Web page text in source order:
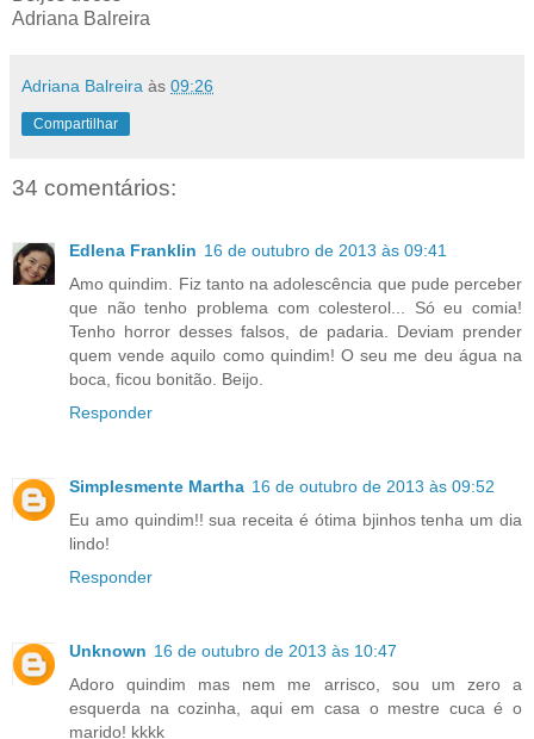
Adriana Balreira
Adriana Balreira às 09:26
Compartilhar
34 comentários:
Edlena Franklin 16 de outubro de 2013 às 09:41
Amo quindim. Fiz tanto na adolescência que pude perceber
que não tenho problema com colesterol... Só eu comia!
Tenho horror desses falsos, de padaria. Deviam prender
quem vende aquilo como quindim! O seu me deu água na
boca, ficou bonitão. Beijo.
Responder
Simplesmente Martha 16 de outubro de 2013 às 09:52
Eu amo quindim!! sua receita é ótima bjinhos tenha um dia
lindo!
Responder
Unknown 16 de outubro de 2013 às 10:47
Adoro quindim mas nem me arrisco, sou um zero a
esquerda na cozinha, aqui em casa o mestre cuca é o
marido! kkkk